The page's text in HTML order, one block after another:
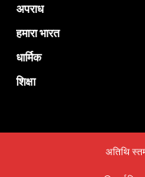
अपराध
हमारा भारत
धार्मिक
शिक्षा
अतिथि